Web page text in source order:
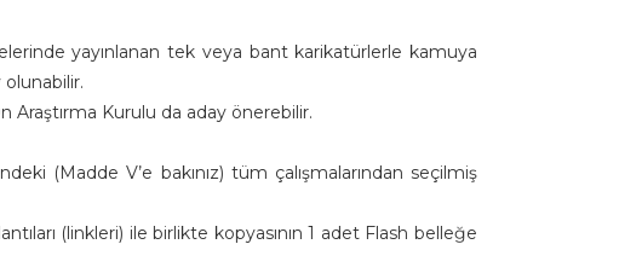
yayınlanan tek veya bant karikatürlerle kamuya
Araştırma Kurulu da aday önerebilir.
(Madde V’e bakınız) tüm çalışmalarından seçilmiş
(linkleri) ile birlikte kopyasının 1 adet Flash belleğe